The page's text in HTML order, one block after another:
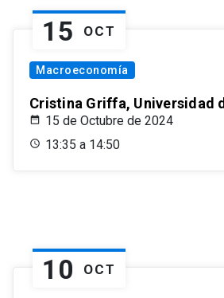
15 OCT
Macroeconomía
Cristina Griffa, Universidad
15 de Octubre de 2024
13:35 a 14:50
10 OCT